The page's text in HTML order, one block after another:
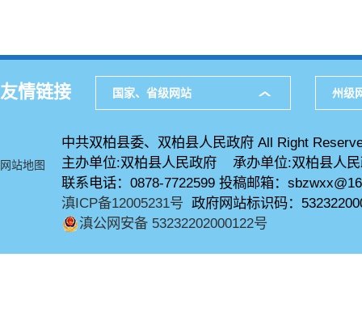
友情链接 国家、省级网站 州级
网站地图
中共双柏县委、双柏县人民政府 All Right
主办单位:双柏县人民政府 承办单位:双柏县人
联系电话：0878-7722599 投稿邮箱：
滇ICP备12005231号 政府网站标识码：
滇公网安备 53232202000122号